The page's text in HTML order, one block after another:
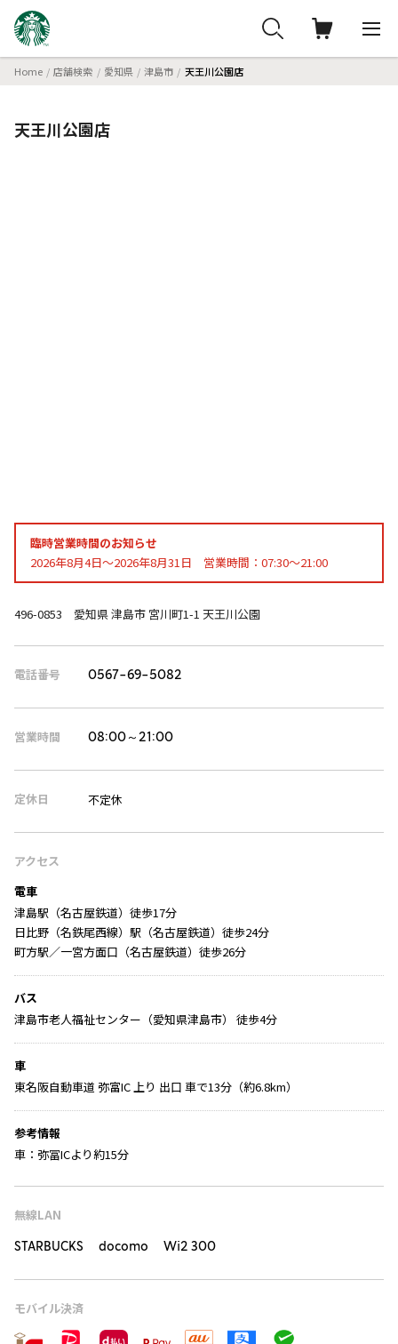
Home 店舗検索 愛知県 津島市 天王川公園店
天王川公園店
臨時営業時間のお知らせ
2026年8月4日～2026年8月31日 営業時間：07:30～21:00
496-0853 愛知県 津島市 宮川町1-1 天王川公園
電話番号 0567-69-5082
営業時間 08:00～21:00
定休日 不定休
アクセス
電車
津島駅（名古屋鉄道）徒歩17分
日比野（名鉄尾西線）駅（名古屋鉄道）徒歩24分
町方駅／一宮方面口（名古屋鉄道）徒歩26分
バス
津島市老人福祉センター（愛知県津島市） 徒歩4分
車
東名阪自動車道 弥富IC 上り 出口 車で13分（約6.8km）
参考情報
車：弥冨ICより約15分
無線LAN
STARBUCKS docomo Wi2 300
モバイル決済